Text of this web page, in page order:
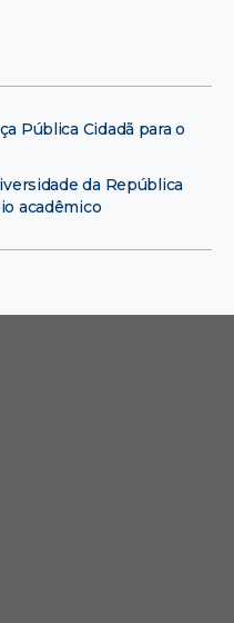
Pública Cidadã para o
da República
acadêmico